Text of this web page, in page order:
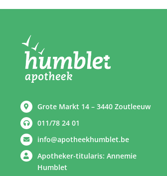
Grote Markt 14 – 3440 Zoutleeuw
011/78 24 01
info@apotheekhumblet.be
Apotheker-titularis: Annemie
Humblet